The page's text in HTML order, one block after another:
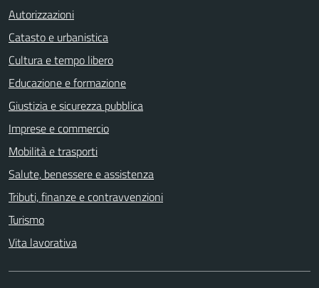
Autorizzazioni
Catasto e urbanistica
Cultura e tempo libero
Educazione e formazione
Giustizia e sicurezza pubblica
Imprese e commercio
Mobilità e trasporti
Salute, benessere e assistenza
Tributi, finanze e contravvenzioni
Turismo
Vita lavorativa